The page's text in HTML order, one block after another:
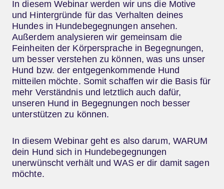
In diesem Webinar werden wir uns die Motive
und Hintergründe für das Verhalten deines
Hundes in Hundebegegnungen ansehen.
Außerdem analysieren wir gemeinsam die
Feinheiten der Körpersprache in Begegnungen,
um besser verstehen zu können, was uns unser
Hund bzw. der entgegenkommende Hund
mitteilen möchte. Somit schaffen wir die Basis für
mehr Verständnis und letztlich auch dafür,
unseren Hund in Begegnungen noch besser
unterstützen zu können.
In diesem Webinar geht es also darum, WARUM
dein Hund sich in Hundebegegnungen
unerwünscht verhält und WAS er dir damit sagen
möchte.